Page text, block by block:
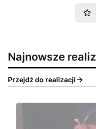
Najnowsze
Przejdź do realizacji